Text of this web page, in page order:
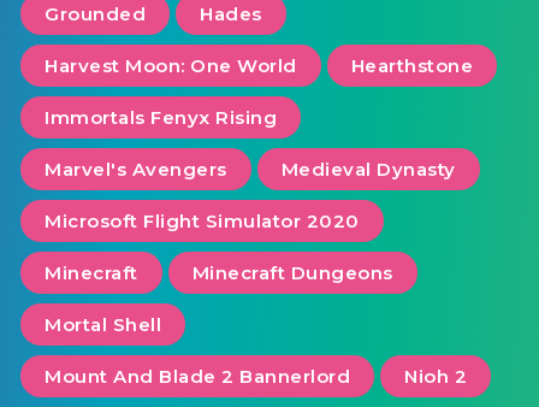
Grounded Hades
Harvest Moon: One World Hearthstone
Immortals Fenyx Rising
Marvel's Avengers Medieval Dynasty
Microsoft Flight Simulator 2020
Minecraft Minecraft Dungeons
Mortal Shell
Mount And Blade 2 Bannerlord Nioh 2